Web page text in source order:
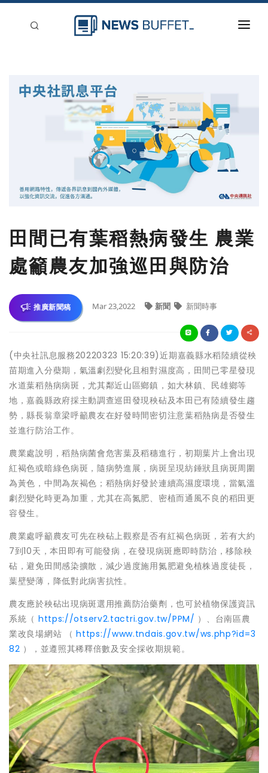
田間已有葉稻熱病發生 農業
處籲農友加強巡田與防治
推廣新聞稿 Mar 23,2022 新聞 新聞時事
(中央社訊息服務20220323 15:20:39)近期嘉義縣水稻陸續從秧
苗期進入分蘗期，氣溫劇烈變化且相對濕度高，田間已零星發現
水道葉稻熱病病斑，尤其鄰近山區鄉鎮，如大林鎮、民雄鄉等
地，嘉義縣政府採主動調查巡田發現秧砧及本田已有陸續發生趨
勢，縣長翁章梁呼籲農友在好發時間密切注意葉稻熱病是否發生
並進行防治工作。
農業處說明，稻熱病菌會危害葉及稻穗進行，初期葉片上會出現
紅褐色或暗綠色病斑，隨病勢進展，病斑呈現紡錘狀且病斑周圍
為黃色，中間為灰褐色；稻熱病好發於連續高濕度環境，當氣溫
劇烈變化時更為加重，尤其在高氮肥、密植而通風不良的稻田更
容發生。
農業處呼籲農友可先在秧砧上觀察是否有紅褐色病斑，若有大約
7到10天，本田即有可能發病，在發現病斑應即時防治，移除秧
砧，避免田間感染擴散，減少過度施用氮肥避免植株過度徒長，
葉壁變薄，降低對此病害抗性。
農友應於秧砧出現病斑選用推薦防治藥劑，也可於植物保護資訊
系統（ https://otserv2.tactri.gov.tw/PPM/ ）、台南區農
業改良場網站 （https://www.tndais.gov.tw/ws.php?id=3
82 ），並遵照其稀釋倍數及安全採收期規範。